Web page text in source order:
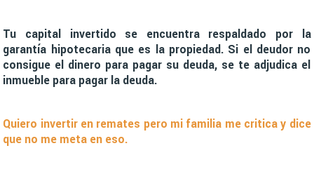
Tu capital invertido se encuentra respaldado por la
garantía hipotecaria que es la propiedad. Si el deudor no
consigue el dinero para pagar su deuda, se te adjudica el
inmueble para pagar la deuda.
Quiero invertir en remates pero mi familia me critica y dice
que no me meta en eso.